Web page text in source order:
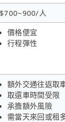
$700~900/人
價格便宜
行程彈性
額外交通往返取
取還車時間受限
承擔額外風險
需當天來回或租